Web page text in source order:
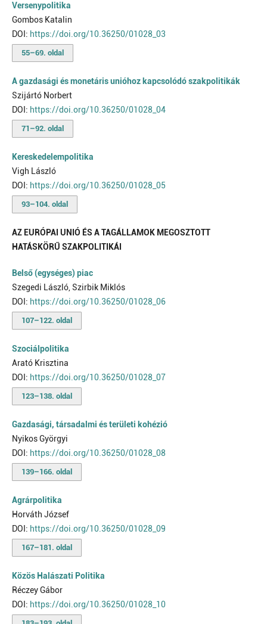
Versenypolitika
Gombos Katalin
DOI: https://doi.org/10.36250/01028_03
55–69. oldal
A gazdasági és monetáris unióhoz kapcsolódó szakpolitikák
Szijártó Norbert
DOI: https://doi.org/10.36250/01028_04
71–92. oldal
Kereskedelempolitika
Vigh László
DOI: https://doi.org/10.36250/01028_05
93–104. oldal
AZ EURÓPAI UNIÓ ÉS A TAGÁLLAMOK MEGOSZTOTT
HATÁSKÖRŰ SZAKPOLITIKÁI
Belső (egységes) piac
Szegedi László, Szirbik Miklós
DOI: https://doi.org/10.36250/01028_06
107–122. oldal
Szociálpolitika
Arató Krisztina
DOI: https://doi.org/10.36250/01028_07
123–138. oldal
Gazdasági, társadalmi és területi kohézió
Nyikos Györgyi
DOI: https://doi.org/10.36250/01028_08
139–166. oldal
Agrárpolitika
Horváth József
DOI: https://doi.org/10.36250/01028_09
167–181. oldal
Közös Halászati Politika
Réczey Gábor
DOI: https://doi.org/10.36250/01028_10